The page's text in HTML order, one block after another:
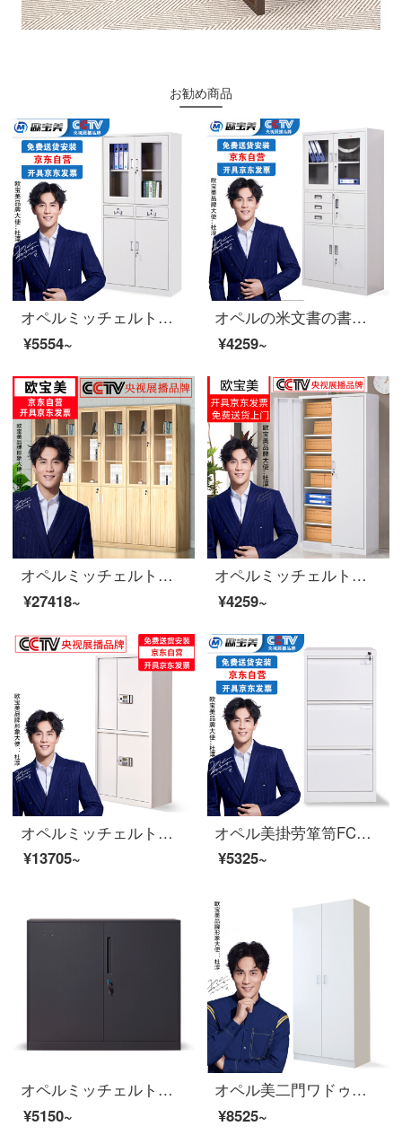
お勧め商品
オペルミッチェルトオフィスキャビネット鋼製のブリーフィングキャビネットのアーカイブキャビネットの中の二斗チェーストの厚いお金
¥5554~
オペルの米文書の書類の執務する証明の箱の鉄の皮の鋼の事務室の財務室の鉄の箱
¥4259~
オペルミッチェルトカスタムロッカーボード式木製六ドアオフィスの書棚チェイスト深胡桃色2000*2400*400
¥27418~
オペルミッチェルトオフィスキャビネット鋼製の鉄の皮のキャビネットの資料棚のアーカイブキャビネット
¥4259~
オペルミッチェルトパスワードキャビネット大型電子チェースト引出しコード付きロック
¥13705~
オペル美掛劳箪笥FC吊り上げチェスト三斗カード箱立式引出し資料棚A 4鉄皮棚白加厚金
¥5325~
オペルミッチェルト資料棚の下駄箱の茶箱の入り口の戸棚の灰色の760*900*400
¥5150~
オペル美二門ワドゥロワールドロブ社員寮のタンスは暖かい白です。
¥8525~